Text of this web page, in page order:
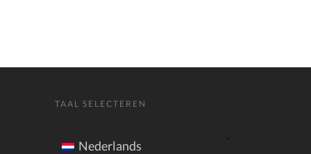
TAAL SELECTEREN
Nederlands